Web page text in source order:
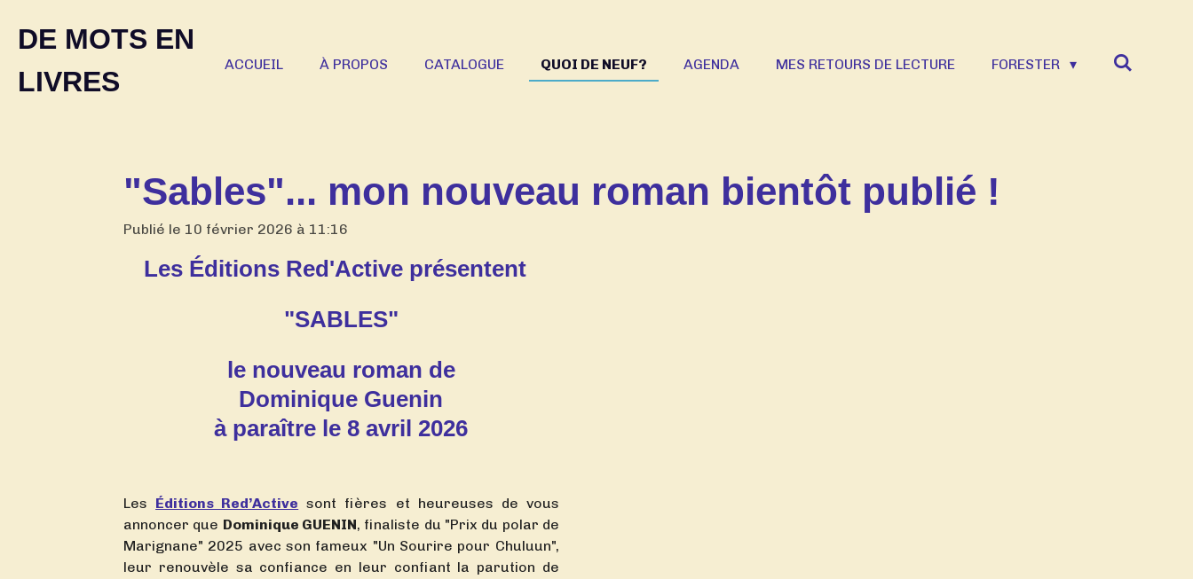
principal
DE MOTS EN
LIVRES
ACCUEIL À PROPOS CATALOGUE QUOI DE NEUF? AGENDA MES RETOURS DE LECTURE FORESTER
"Sables"... mon nouveau roman bientôt publié !
Publié le 10 février 2026 à 11:16
Les Éditions Red'Active présentent
"SABLES"
le nouveau roman de
Dominique Guenin
à paraître le 8 avril 2026
Les Éditions Red’Active sont fières et heureuses de vous
annoncer que Dominique GUENIN, finaliste du "Prix du polar de
Marignane" 2025 avec son fameux "Un Sourire pour Chuluun",
leur renouvèle sa confiance en leur confiant la parution de